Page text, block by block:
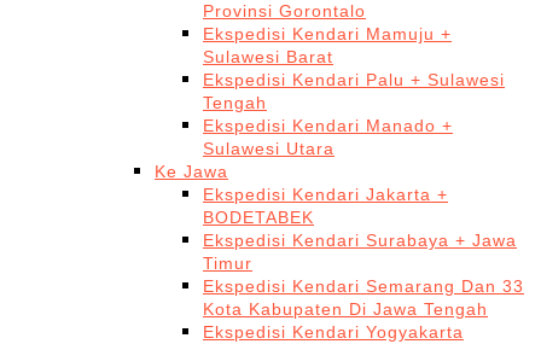
Provinsi Gorontalo
Ekspedisi Kendari Mamuju +
Sulawesi Barat
Ekspedisi Kendari Palu + Sulawesi
Tengah
Ekspedisi Kendari Manado +
Sulawesi Utara
Ke Jawa
Ekspedisi Kendari Jakarta +
BODETABEK
Ekspedisi Kendari Surabaya + Jawa
Timur
Ekspedisi Kendari Semarang Dan 33
Kota Kabupaten Di Jawa Tengah
Ekspedisi Kendari Yogyakarta